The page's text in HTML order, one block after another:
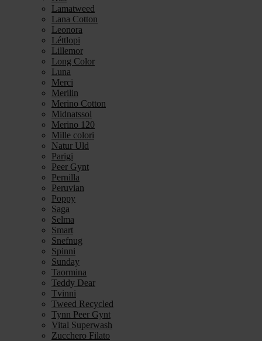
Lamatweed
Lana Cotton
Leonora
Léttlopi
Lillemor
Long Color
Luna
Merci
Merilin
Merino Cotton
Midnatssol
Merino 120
Mille colori
Natur Uld
Parigi
Peer Gynt
Pernilla
Peruvian
Poppy
Saga
Selma
Smart
Snefnug
Spinni
Sunday
Taormina
Teddy Dear
Tvinni
Tweed Recycled
Tynn Peer Gynt
Vital Superwash
Zucchero Filato